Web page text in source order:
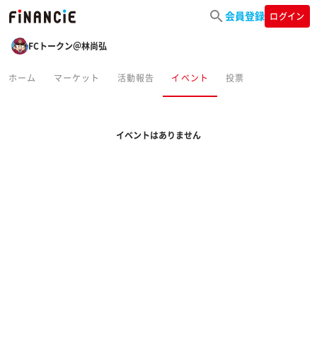
会員登録 ログイン
FCトークン＠林尚弘
ホーム マーケット 活動報告 イベント 投票
イベントはありません